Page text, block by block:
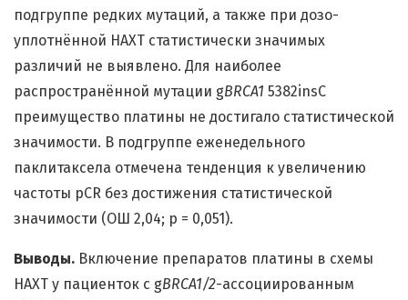
подгруппе редких мутаций, а также при дозо-
уплотнённой НАХТ статистически значимых
различий не выявлено. Для наиболее
распространённой мутации gBRCA1 5382insC
преимущество платины не достигало статистической
значимости. В подгруппе еженедельного
паклитаксела отмечена тенденция к увеличению
частоты pCR без достижения статистической
значимости (ОШ 2,04; p = 0,051).
Выводы. Включение препаратов платины в схемы
НАХТ у пациенток с gBRCA1/2-ассоциированным